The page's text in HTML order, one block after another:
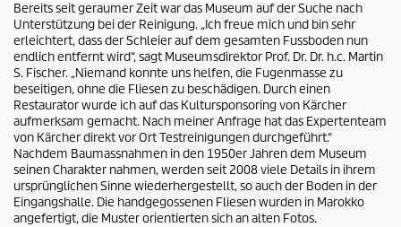
Bereits seit geraumer Zeit war das Museum auf der Suche nach
Unterstützung bei der Reinigung. „Ich freue mich und bin sehr
erleichtert, dass der Schleier auf dem gesamten Fussboden nun
endlich entfernt wird“, sagt Museumsdirektor Prof. Dr. Dr. h.c. Martin
S. Fischer. „Niemand konnte uns helfen, die Fugenmasse zu
beseitigen, ohne die Fliesen zu beschädigen. Durch einen
Restaurator wurde ich auf das Kultursponsoring von Kärcher
aufmerksam gemacht. Nach meiner Anfrage hat das Expertenteam
von Kärcher direkt vor Ort Testreinigungen durchgeführt.“
Nachdem Baumassnahmen in den 1950er Jahren dem Museum
seinen Charakter nahmen, werden seit 2008 viele Details in ihrem
ursprünglichen Sinne wiederhergestellt, so auch der Boden in der
Eingangshalle. Die handgegossenen Fliesen wurden in Marokko
angefertigt, die Muster orientierten sich an alten Fotos.